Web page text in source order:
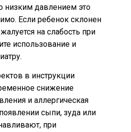
низким давлением это
Если ребенок склонен
на слабость при
использование и
в инструкции
снижение
и аллергическая
сыпи, зуда или
при